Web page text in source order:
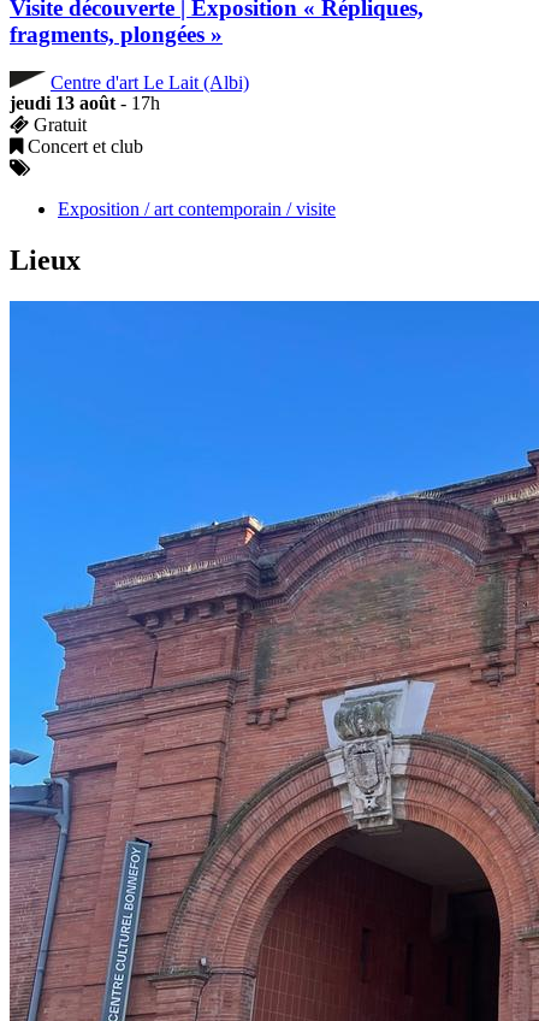
Visite découverte | Exposition « Répliques,
fragments, plongées »
Centre d'art Le Lait (Albi)
jeudi 13 août - 17h
Gratuit
Concert et club
Exposition / art contemporain / visite
Lieux